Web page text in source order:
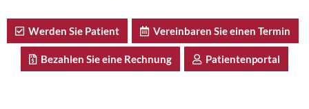
Werden Sie Patient Vereinbaren Sie einen Termin
Bezahlen Sie eine Rechnung Patientenportal